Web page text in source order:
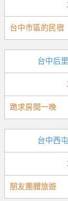
台中市區的民宿
台中后
跪求房間一晚
台中西
朋友團體旅遊